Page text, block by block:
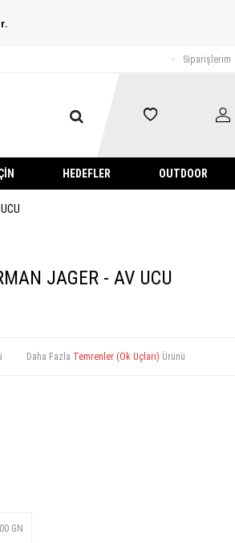
Siparişlerim
HEDEFLER OUTDOOR
JAGER - AV UCU
Daha Fazla Temrenler (Ok Uçları) Ürünü
GN